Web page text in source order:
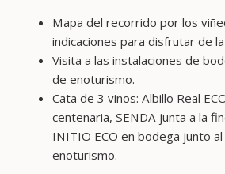
Mapa del recorrido por los
indicaciones para disfrutar de
Visita a las instalaciones de
de enoturismo.
Cata de 3 vinos: Albillo Real
centenaria, SENDA junta a la
INITIO ECO en bodega junto
enoturismo.